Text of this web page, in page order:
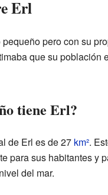
Erl
pero con su
que su población
tiene Erl?
de Erl es de 27 km².
para sus habitantes y
del mar.